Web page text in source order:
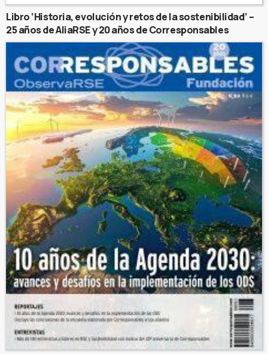
Libro ‘Historia, evolución y retos de la sostenibilidad’ –
25 años de AliaRSE y 20 años de Corresponsables